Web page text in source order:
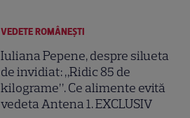
VEDETE ROMÂNEŞTI
Iuliana Pepene, despre silueta
de invidiat: „Ridic 85 de
kilograme”. Ce alimente evită
vedeta Antena 1. EXCLUSIV